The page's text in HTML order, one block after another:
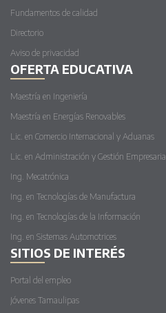
Fundamentos de calidad
Directorio
Aviso de privacidad
OFERTA EDUCATIVA
Maestría en Ingeniería
Maestría en Energías Renovables
Lic. en Comercio Internacional y Aduanas
Lic. en Administración y Gestión Empresarial
Ing. Mecatrónica
Ing. en Tecnologías de Manufactura
Ing. en Tecnologías de la Información
Ing. en Sistemas Automotrices
SITIOS DE INTERÉS
Portal del empleo
Jóvenes Tamaulipas